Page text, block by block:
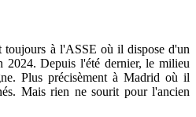
toujours à l'ASSE où il dispose d'un
Depuis l'été dernier, le milieu
Plus précisèment à Madrid où il
Mais rien ne sourit pour l'ancien